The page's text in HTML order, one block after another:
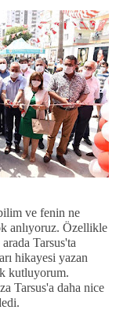
ve fenin ne
anlıyoruz. Özellikle
Tarsus'ta
hikayesi yazan
kutluyorum.
Tarsus'a daha nice